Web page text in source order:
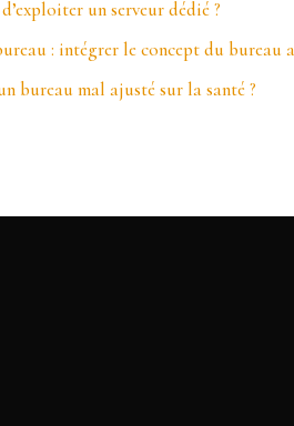
un serveur dédié ?
: intégrer le concept du bureau
bureau mal ajusté sur la santé ?